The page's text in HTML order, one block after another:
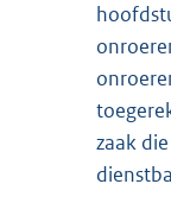
zaak